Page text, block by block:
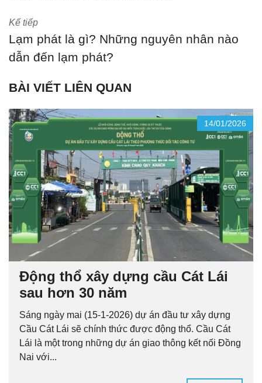
Kế tiếp
Lạm phát là gì? Những nguyên nhân nào
dẫn đến lạm phát?
BÀI VIẾT LIÊN QUAN
14/01/2026
Động thổ xây dựng cầu Cát Lái
sau hơn 30 năm
Sáng ngày mai (15-1-2026) dự án đầu tư xây dựng
Cầu Cát Lái sẽ chính thức được động thổ. Cầu Cát
Lái là một trong những dự án giao thông kết nối Đồng
Nai với...